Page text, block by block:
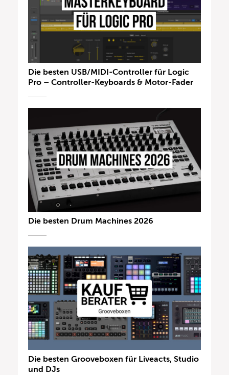
Die besten USB/MIDI-Controller für Logic
Pro – Controller-Keyboards & Motor-Fader
Die besten Drum Machines 2026
Die besten Grooveboxen für Liveacts, Studio
und DJs